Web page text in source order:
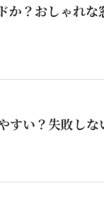
か？おしゃれ
すい？失敗しな